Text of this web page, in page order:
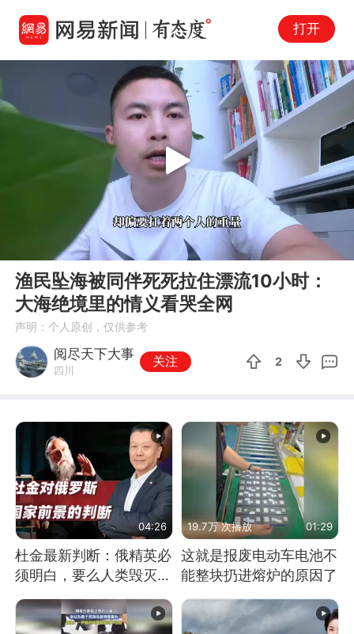
打开
02:08
Play
渔民坠海被同伴死死拉住漂流10小时：
大海绝境里的情义看哭全网
声明：个人原创，仅供参考
阅尽天下大事
四川
关注 2
04:26
杜金最新判断：俄精英必
须明白，要么人类毁灭，
19.7万 次播放 01:29
这就是报废电动车电池不
能整块扔进熔炉的原因了